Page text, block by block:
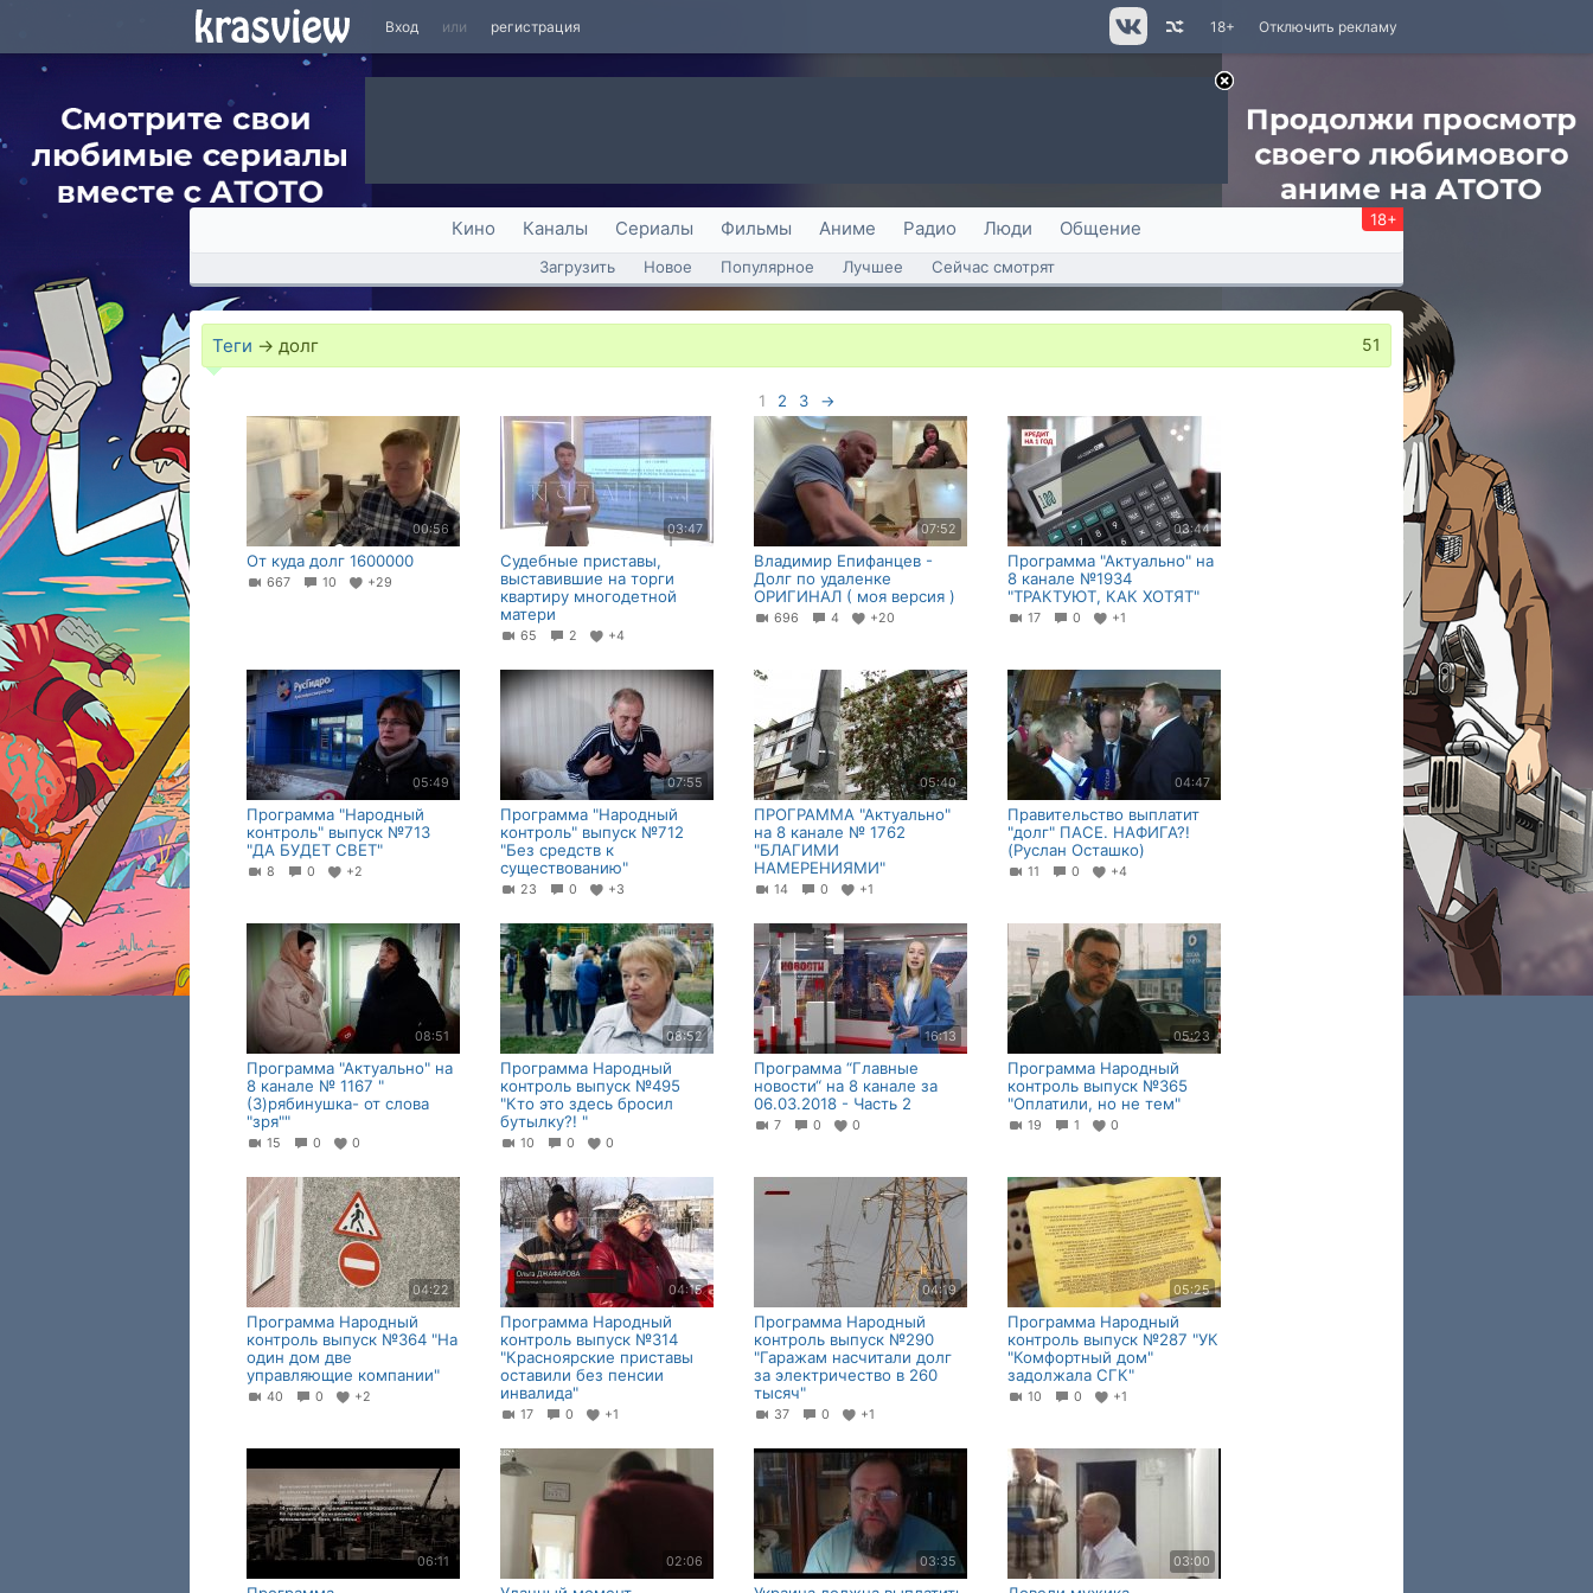
Вход или регистрация Отключить рекламу
18+
Кино Каналы Сериалы Фильмы Аниме Радио Люди Общение 18+
Загрузить Новое Популярное Лучшее Сейчас смотрят
Теги → долг 51
1 2 3 →
00:56
От куда долг 1600000
667 10 +29
03:47
Судебные приставы,
выставившие на торги
квартиру многодетной
матери
65 2 +4
07:52
Владимир Епифанцев -
Долг по удаленке
ОРИГИНАЛ ( моя версия )
696 4 +20
03:44
Программа "Актуально" на
8 канале №1934
"ТРАКТУЮТ, КАК ХОТЯТ"
17 0 +1
05:49
Программа "Народный
контроль" выпуск №713
"ДА БУДЕТ СВЕТ"
8 0 +2
07:55
Программа "Народный
контроль" выпуск №712
"Без средств к
существованию"
23 0 +3
05:40
ПРОГРАММА "Актуально"
на 8 канале № 1762
"БЛАГИМИ
НАМЕРЕНИЯМИ"
14 0 +1
04:47
Правительство выплатит
"долг" ПАСЕ. НАФИГА?!
(Руслан Осташко)
11 0 +4
08:51
Программа "Актуально" на
8 канале № 1167 "
(З)рябинушка- от слова
"зря""
15 0 0
08:52
Программа Народный
контроль выпуск №495
"Кто это здесь бросил
бутылку?! "
10 0 0
16:13
Программа “Главные
новости“ на 8 канале за
06.03.2018 - Часть 2
7 0 0
05:23
Программа Народный
контроль выпуск №365
"Оплатили, но не тем"
19 1 0
04:22
Программа Народный
контроль выпуск №364 "На
один дом две
управляющие компании"
40 0 +2
04:15
Программа Народный
контроль выпуск №314
"Красноярские приставы
оставили без пенсии
инвалида"
17 0 +1
04:19
Программа Народный
контроль выпуск №290
"Гаражам насчитали долг
за электричество в 260
тысяч"
37 0 +1
05:25
Программа Народный
контроль выпуск №287 "УК
"Комфортный дом"
задолжала СГК"
10 0 +1
06:11 02:06 03:35 03:00